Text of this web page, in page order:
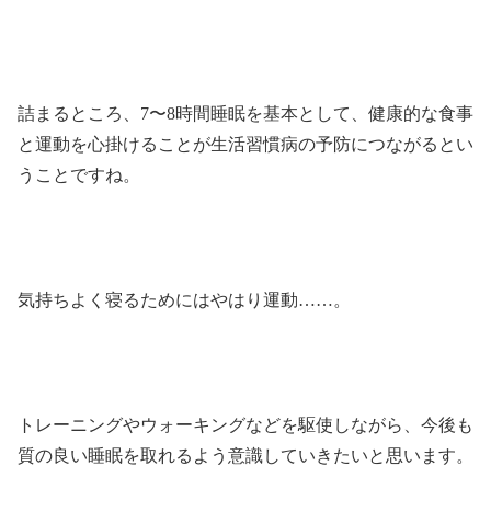
詰まるところ、7〜8時間睡眠を基本として、健康的な食事
と運動を心掛けることが生活習慣病の予防につながるとい
うことですね。
気持ちよく寝るためにはやはり運動……。
トレーニングやウォーキングなどを駆使しながら、今後も
質の良い睡眠を取れるよう意識していきたいと思います。